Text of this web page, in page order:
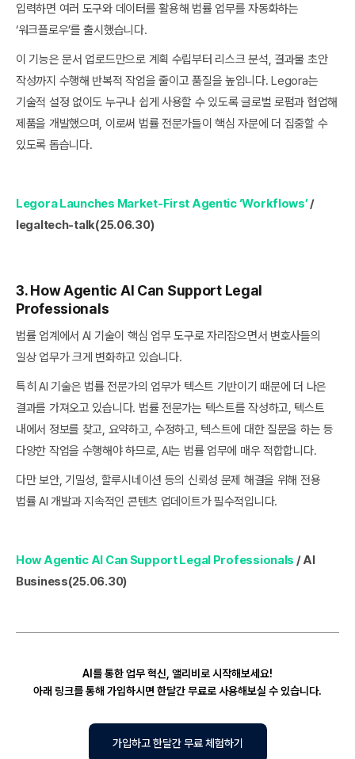
입력하면 여러 도구와 데이터를 활용해 법률 업무를 자동화하는
‘워크플로우’를 출시했습니다.
이 기능은 문서 업로드만으로 계획 수립부터 리스크 분석, 결과물 초안
작성까지 수행해 반복적 작업을 줄이고 품질을 높입니다. Legora는
기술적 설정 없이도 누구나 쉽게 사용할 수 있도록 글로벌 로펌과 협업해
제품을 개발했으며, 이로써 법률 전문가들이 핵심 자문에 더 집중할 수
있도록 돕습니다.
Legora Launches Market-First Agentic ‘Workflows’/
legaltech-talk(25.06.30)
3. How Agentic AI Can Support Legal
Professionals
법률 업계에서 AI 기술이 핵심 업무 도구로 자리잡으면서 변호사들의
일상 업무가 크게 변화하고 있습니다.
특히 AI 기술은 법률 전문가의 업무가 텍스트 기반이기 때문에 더 나은
결과를 가져오고 있습니다. 법률 전문가는 텍스트를 작성하고, 텍스트
내에서 정보를 찾고, 요약하고, 수정하고, 텍스트에 대한 질문을 하는 등
다양한 작업을 수행해야 하므로, AI는 법률 업무에 매우 적합합니다.
다만 보안, 기밀성, 할루시네이션 등의 신뢰성 문제 해결을 위해 전용
법률 AI 개발과 지속적인 콘텐츠 업데이트가 필수적입니다.‍
How Agentic AI Can Support Legal Professionals / AI
Business(25.06.30)
AI를 통한 업무 혁신, 앨리비로 시작해보세요!
아래 링크를 통해 가입하시면 한달간 무료로 사용해보실 수 있습니다.
가입하고 한달간 무료 체험하기